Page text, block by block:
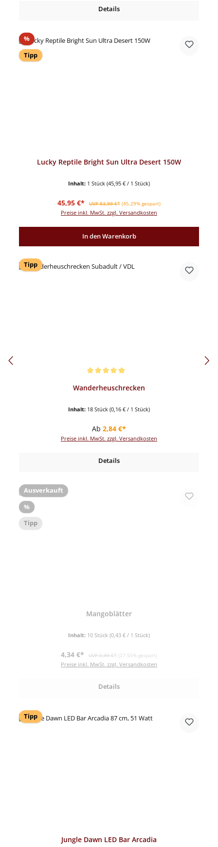
Details
%Rabatt
Tipp
Lucky Reptile Bright Sun Ultra Desert 150W
Inhalt: 1 Stück (45,95 € / 1 Stück)
Verkaufspreis:
45,95 €* Regulärer Preis:
UVP 83,99 €* (45.29% gespart)
Preise inkl. MwSt. zzgl. Versandkosten
In den Warenkorb
Tipp
Wanderheuschrecken
Inhalt: 18 Stück (0,16 € / 1 Stück)
Regulärer Preis:
Ab 2,84 €*
Preise inkl. MwSt. zzgl. Versandkosten
Details
Ausverkauft
%Rabatt
Tipp
Mangoblätter
Inhalt: 10 Stück (0,43 € / 1 Stück)
Verkaufspreis:
4,34 €* Regulärer Preis:
UVP 5,99 €* (27.55% gespart)
Preise inkl. MwSt. zzgl. Versandkosten
Details
Tipp
Jungle Dawn LED Bar Arcadia